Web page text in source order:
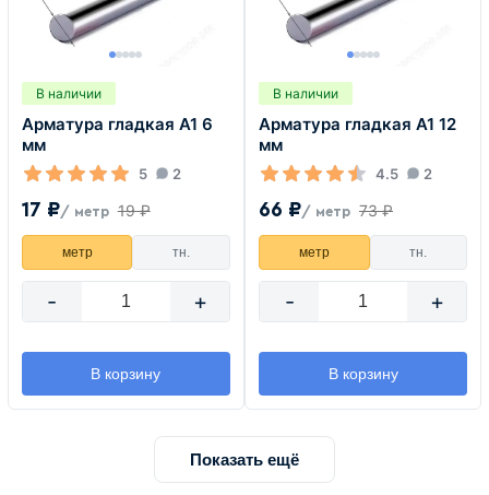
В наличии
Арматура гладкая А1 6
мм
5 2
17 ₽/ метр 19 ₽
метр тн.
- +
В корзину
В наличии
Арматура гладкая А1 12
мм
4.5 2
66 ₽/ метр 73 ₽
метр тн.
- +
В корзину
Показать ещё